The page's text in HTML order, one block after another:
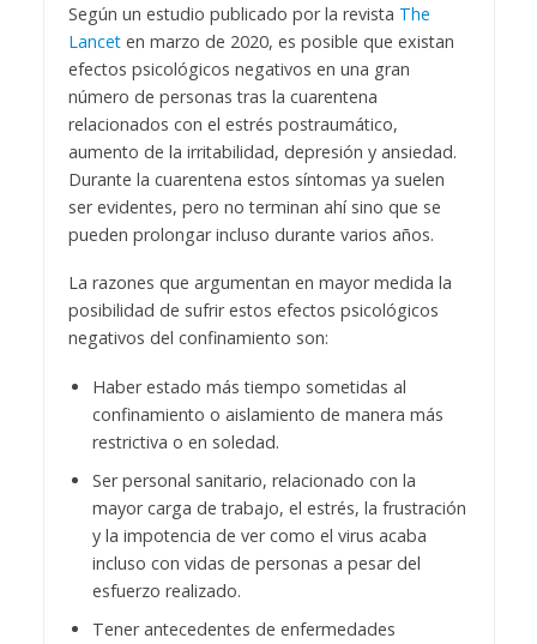
Según un estudio publicado por la revista The
Lanceten marzo de 2020, es posible que existan
efectos psicológicos negativos en una gran
número de personas tras la cuarentena
relacionados con el estrés postraumático,
aumento de la irritabilidad, depresión y ansiedad.
Durante la cuarentena estos síntomas ya suelen
ser evidentes, pero no terminan ahí sino que se
pueden prolongar incluso durante varios años.
La razones que argumentan en mayor medida la
posibilidad de sufrir estos efectos psicológicos
negativos del confinamiento son:
Haber estado más tiempo sometidas al
confinamiento o aislamiento de manera más
restrictiva o en soledad.
Ser personal sanitario, relacionado con la
mayor carga de trabajo, el estrés, la frustración
y la impotencia de ver como el virus acaba
incluso con vidas de personas a pesar del
esfuerzo realizado.
Tener antecedentes de enfermedades